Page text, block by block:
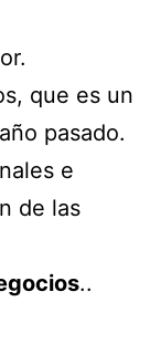
que es un
pasado.
e
de las
..